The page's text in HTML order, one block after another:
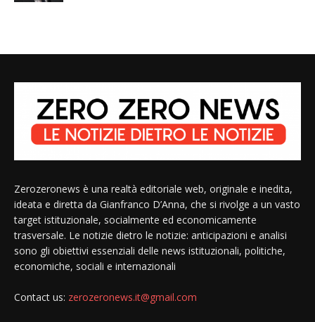
Zerozeronews è una realtà editoriale web, originale e inedita,
ideata e diretta da Gianfranco D’Anna, che si rivolge a un vasto
target istituzionale, socialmente ed economicamente
trasversale. Le notizie dietro le notizie: anticipazioni e analisi
sono gli obiettivi essenziali delle news istituzionali, politiche,
economiche, sociali e internazionali
Contact us: zerozeronews.it@gmail.com